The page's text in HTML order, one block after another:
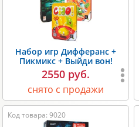
Набор игр Дифферанс +
Пикмикс + Выйди вон!
2550 руб.
снято с продажи
Код товара: 9020